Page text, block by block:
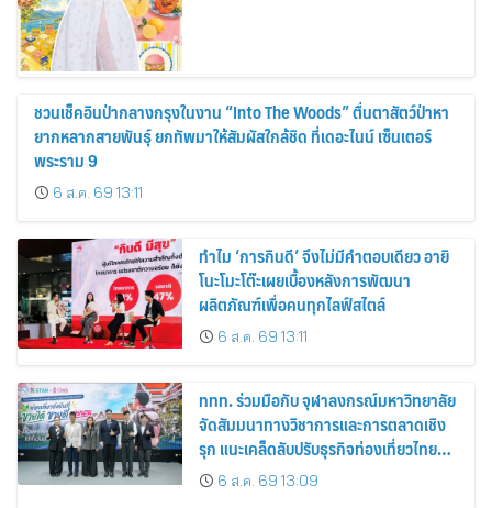
ชวนเช็คอินป่ากลางกรุงในงาน “Into The Woods” ตื่นตาสัตว์ป่าหา
ยากหลากสายพันธุ์ ยกทัพมาให้สัมผัสใกล้ชิด ที่เดอะไนน์ เซ็นเตอร์
พระราม 9
6 ส.ค. 69 13:11
ทำไม ‘การกินดี’ จึงไม่มีคำตอบเดียว อายิ
โนะโมะโต๊ะเผยเบื้องหลังการพัฒนา
ผลิตภัณฑ์เพื่อคนทุกไลฟ์สไตล์
6 ส.ค. 69 13:11
ททท. ร่วมมือกับ จุฬาลงกรณ์มหาวิทยาลัย
จัดสัมมนาทางวิชาการและการตลาดเชิง
รุก แนะเคล็ดลับปรับธุรกิจท่องเที่ยวไทย
“ขายได้ ขายดี ขายนาน”
6 ส.ค. 69 13:09